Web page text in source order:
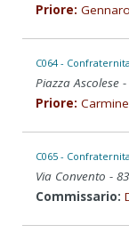
Priore:
C064 -
Piazza Ascolese
Priore:
C065 -
Via Convento -
Commissario: